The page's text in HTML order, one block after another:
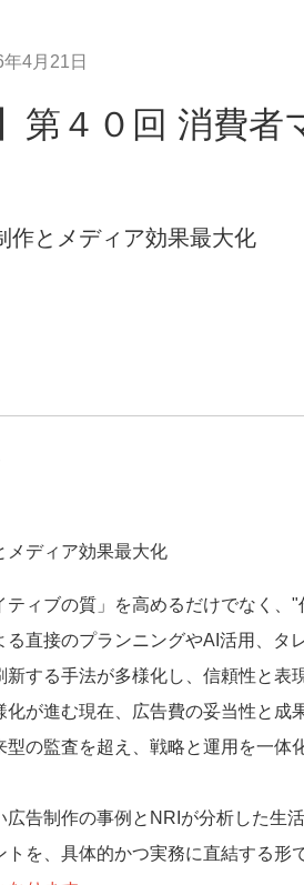
4月21日
第４０回 消費
作とメディア効果最大化
メディア効果最大化
ティブの質」を高めるだけでなく
る直接のプランニングやAI活用、
する手法が多様化し、信頼性と表
化が進む現在、広告費の妥当性と
の監査を超え、戦略と運用を一体
広告制作の事例とNRIが分析した生
を、具体的かつ実務に直結する形